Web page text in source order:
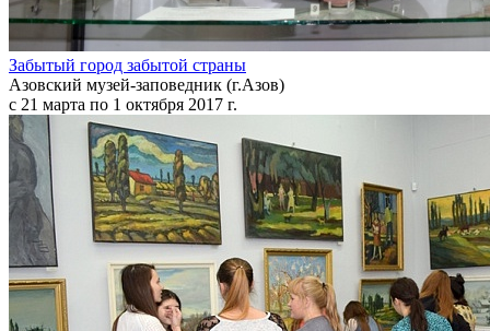
Забытый город забытой страны
Азовский музей-заповедник (г.Азов)
с 21 марта по 1 октября 2017 г.